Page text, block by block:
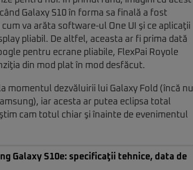
Galaxy S10 în forma sa finală a fost
va arăta software-ul One UI şi ce aplicaţii
pliabil. De altfel, aceasta ar fi prima dată
pentru ecrane pliabile, FlexPai Royole
din mod plat în mod desfăcut.
momentul dezvăluirii lui Galaxy Fold (încă nu
iar acesta ar putea eclipsa total
cam totul chiar şi înainte de evenimentul
Galaxy S10e: specificaţii tehnice, data de